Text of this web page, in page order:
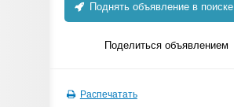
Поднять объявление в поиске
Поделиться объявлением
Распечатать